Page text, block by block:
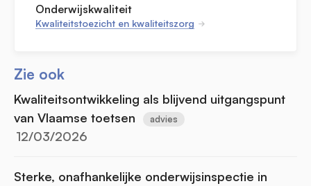
Onderwijskwaliteit
Kwaliteitstoezicht en kwaliteitszorg
Zie ook
Kwaliteitsontwikkeling als blijvend uitgangspunt
van Vlaamse toetsen
advies
12/03/2026
Sterke, onafhankelijke onderwijsinspectie in